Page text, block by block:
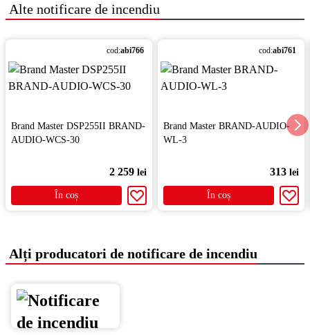
Alte notificare de incendiu
cod:abi766
Brand Master DSP255II BRAND-
AUDIO-WCS-30
2 259 lei
În coș
cod:abi761
Brand Master BRAND-AUDIO-
WL-3
313 lei
În coș
Alți producatori de notificare de incendiu